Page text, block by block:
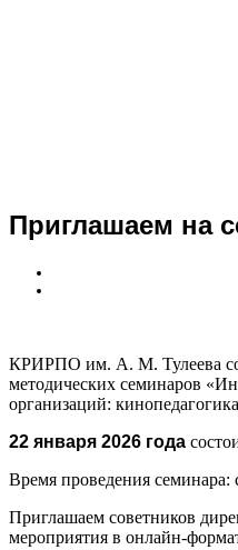
Приглашаем на
КРИРПО им. А. М. Тулеева
методических семинаров
организаций:
22 января 2026 года
Время проведения семинара:
Приглашаем советников
мероприятия в онлайн-